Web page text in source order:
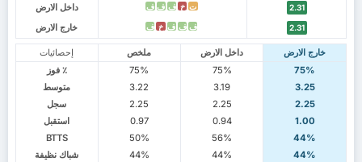
داخل الارض ت خ ف ف ف 2.31
خارج الارض ف ف ف خ ف 2.31
إحصائيات ملخص داخل الارض
خارج الارض
٪ فوز
75% 75%
75%
متوسط
3.22 3.19
3.25
سجل
2.25 2.25
2.25
استقبل
0.97 0.94
1.00
BTTS
50% 56%
44%
شباك نظيفة
44% 44%
44%